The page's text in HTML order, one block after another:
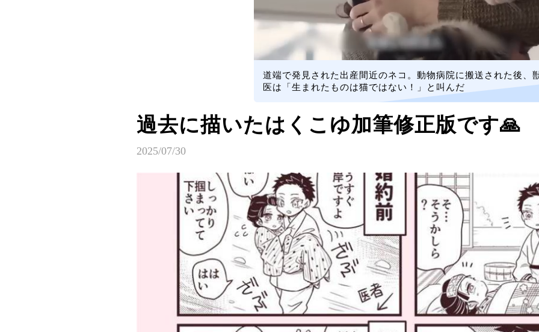
道端で発見された出産間近のネコ。動物病院に搬送された後、
医は「生まれたものは猫ではない！」と叫んだ
過去に描いたはくこゆ加筆修正版です🙏
2025/07/30